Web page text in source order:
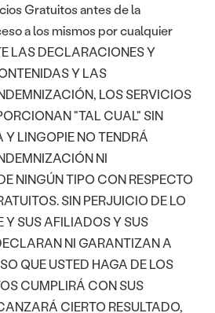
Gratuitos antes de la
a los mismos por cualquier
LAS DECLARACIONES Y
Y LAS
LOS SERVICIOS
"TAL CUAL" SIN
LINGOPIE NO TENDRÁ
NI
NINGÚN TIPO CON RESPECTO
SIN PERJUICIO DE LO
Y SUS AFILIADOS Y SUS
NI GARANTIZAN A
QUE USTED HAGA DE LOS
CUMPLIRÁ CON SUS
CIERTO RESULTADO,